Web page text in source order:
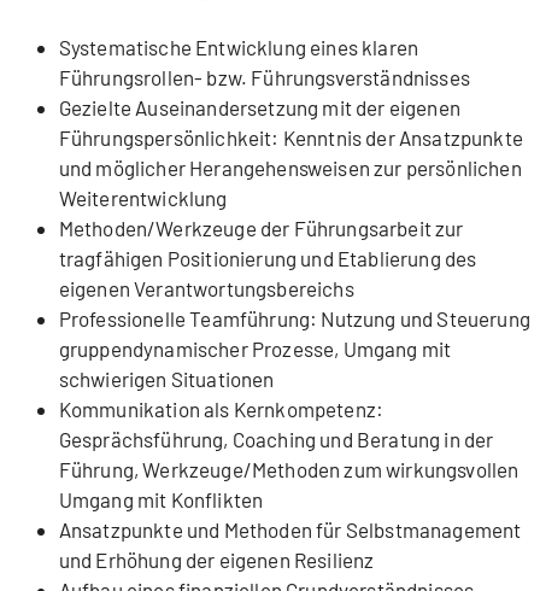
Systematische Entwicklung eines klaren
Führungsrollen- bzw. Führungsverständnisses
Gezielte Auseinandersetzung mit der eigenen
Führungspersönlichkeit: Kenntnis der Ansatzpunkte
und möglicher Herangehensweisen zur persönlichen
Weiterentwicklung
Methoden/Werkzeuge der Führungsarbeit zur
tragfähigen Positionierung und Etablierung des
eigenen Verantwortungsbereichs
Professionelle Teamführung: Nutzung und Steuerung
gruppendynamischer Prozesse, Umgang mit
schwierigen Situationen
Kommunikation als Kernkompetenz:
Gesprächsführung, Coaching und Beratung in der
Führung, Werkzeuge/Methoden zum wirkungsvollen
Umgang mit Konflikten
Ansatzpunkte und Methoden für Selbstmanagement
und Erhöhung der eigenen Resilienz